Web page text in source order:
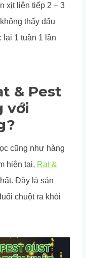
xịt liên tiếp 2 – 3
thấy dấu
lại 1 tuần 1 lần
& Pest
với
cũng như hàng
hiện tại, Rat &
Đây là sản
chuột ra khỏi